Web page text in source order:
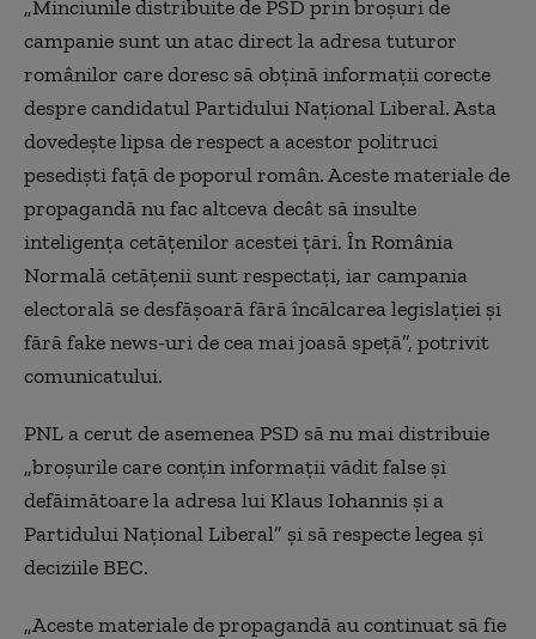
„Minciunile distribuite de PSD prin broșuri de
campanie sunt un atac direct la adresa tuturor
românilor care doresc să obțină informații corecte
despre candidatul Partidului Național Liberal. Asta
dovedește lipsa de respect a acestor politruci
pesediști față de poporul român. Aceste materiale de
propagandă nu fac altceva decât să insulte
inteligența cetățenilor acestei țări. În România
Normală cetățenii sunt respectați, iar campania
electorală se desfășoară fără încălcarea legislației și
fărăfakenews-uri de cea mai joasă speță”, potrivit
comunicatului.
PNL a cerut de asemenea PSD să nu mai distribuie
„broșurile care conțin informații vădit false și
defăimătoare la adresa lui Klaus Iohannis și a
Partidului Național Liberal” și sărespecte legea și
deciziile BEC.
„Aceste materiale de propagandă au continuat să fie